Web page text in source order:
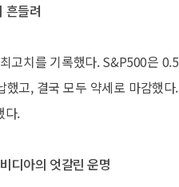
흔들려
고치를 기록했다. S&P500은
했고, 결국 모두 약세로 마감했
다.
디아의 엇갈린 운명